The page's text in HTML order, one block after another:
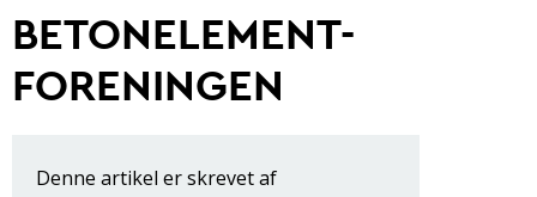
Fremtidens betonbranche
Ung i betonbranchen
Kontrol og certificering
BETONELEMENT-
FORENINGEN
Denne artikel er skrevet af